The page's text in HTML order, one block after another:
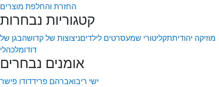
החזרת והחלפת מוצרים
קטגוריות נבחרות
מוזיקה יהודיתתקליטורי שמעסרטים לילדיםניצוצות של קדושהבגן של
דודומלכהלי
אומנים נבחרים
ישי ריבואברהם פרידדודו פישר